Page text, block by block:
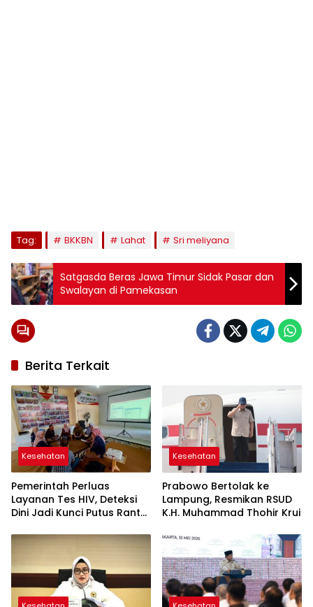
Tag: BKKBN Lahat Sri meliyana
Satgasda Beras Jawa Timur Sidak Pasar dan
Swalayan di Pamekasan
Berita Terkait
Kesehatan
Pemerintah Perluas
Layanan Tes HIV, Deteksi
Dini Jadi Kunci Putus Rantai
Kesehatan
Prabowo Bertolak ke
Lampung, Resmikan RSUD
K.H. Muhammad Thohir Krui